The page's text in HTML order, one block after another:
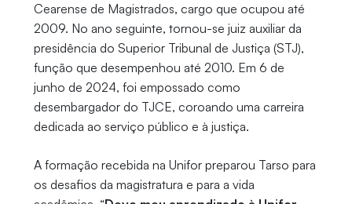
Cearense de Magistrados, cargo que ocupou até
2009. No ano seguinte, tornou-se juiz auxiliar da
presidência do Superior Tribunal de Justiça (STJ),
função que desempenhou até 2010. Em 6 de
junho de 2024, foi empossado como
desembargador do TJCE, coroando uma carreira
dedicada ao serviço público e à justiça.
A formação recebida na Unifor preparou Tarso para
os desafios da magistratura e para a vida